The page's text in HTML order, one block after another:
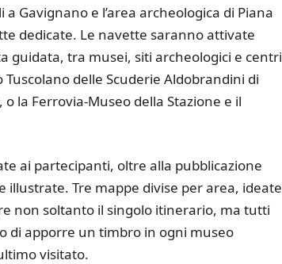
Gavignano e l’area archeologica di Piana
dedicate. Le navette saranno attivate
guidata, tra musei, siti archeologici e centri
delle Scuderie Aldobrandini di
la Ferrovia-Museo della Stazione e il
ai partecipanti, oltre alla pubblicazione
Tre mappe divise per area, ideate
non soltanto il singolo itinerario, ma tutti
di apporre un timbro in ogni museo
visitato.